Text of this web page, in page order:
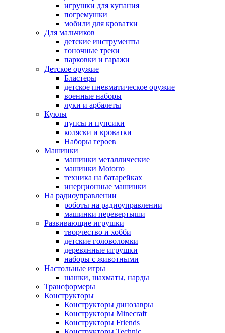
игрушки для купания
погремушки
мобили для кроватки
Для мальчиков
детские инструменты
гоночные треки
парковки и гаражи
Детское оружие
Бластеры
детское пневматическое оружие
военные наборы
луки и арбалеты
Куклы
пупсы и пупсики
коляски и кроватки
Наборы героев
Машинки
машинки металлические
машинки Motorro
техника на батарейках
инерционные машинки
На радиоуправлении
роботы на радиоуправлении
машинки перевертыши
Развивающие игрушки
творчество и хобби
детские головоломки
деревянные игрушки
наборы с животными
Настольные игры
шашки, шахматы, нарды
Трансформеры
Конструкторы
Конструкторы динозавры
Конструкторы Minecraft
Конструкторы Friends